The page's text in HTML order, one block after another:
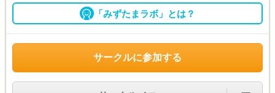
「みずたまラボ」とは？
サークルに参加する